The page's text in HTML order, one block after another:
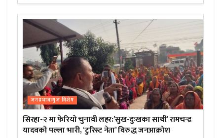
जनप्रभाबन्युज विशेष
सिरहा-२ मा फेरियो चुनावी लहर:’सुख-दुःखका साथी’ रामचन्द्र
यादवको पल्ला भारी, ‘टुरिस्ट नेता’ विरुद्ध जनआक्रोश